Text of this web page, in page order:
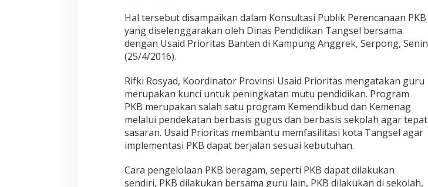
Hal tersebut disampaikan dalam Konsultasi Publik Perencanaan PKB
yang diselenggarakan oleh Dinas Pendidikan Tangsel bersama
dengan Usaid Prioritas Banten di Kampung Anggrek, Serpong, Senin
(25/4/2016).
Rifki Rosyad, Koordinator Provinsi Usaid Prioritas mengatakan guru
merupakan kunci untuk peningkatan mutu pendidikan. Program
PKB merupakan salah satu program Kemendikbud dan Kemenag
melalui pendekatan berbasis gugus dan berbasis sekolah agar tepat
sasaran. Usaid Prioritas membantu memfasilitasi kota Tangsel agar
implementasi PKB dapat berjalan sesuai kebutuhan.
Cara pengelolaan PKB beragam, seperti PKB dapat dilakukan
sendiri, PKB dilakukan bersama guru lain, PKB dilakukan di sekolah,